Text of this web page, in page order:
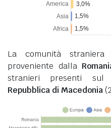
La comunità
proveniente dalla
stranieri presenti sul
Repubblica di Macedonia